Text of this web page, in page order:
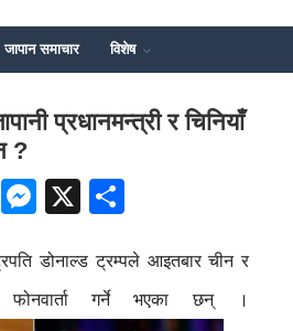
जापान समाचार विशेष
प्रधानमन्त्री र चिनियाँ
?
Facebook
Messenger
X
डोनाल्ड ट्रम्पले आइतबार चीन र
फोनवार्ता गर्ने भएका छन् ।